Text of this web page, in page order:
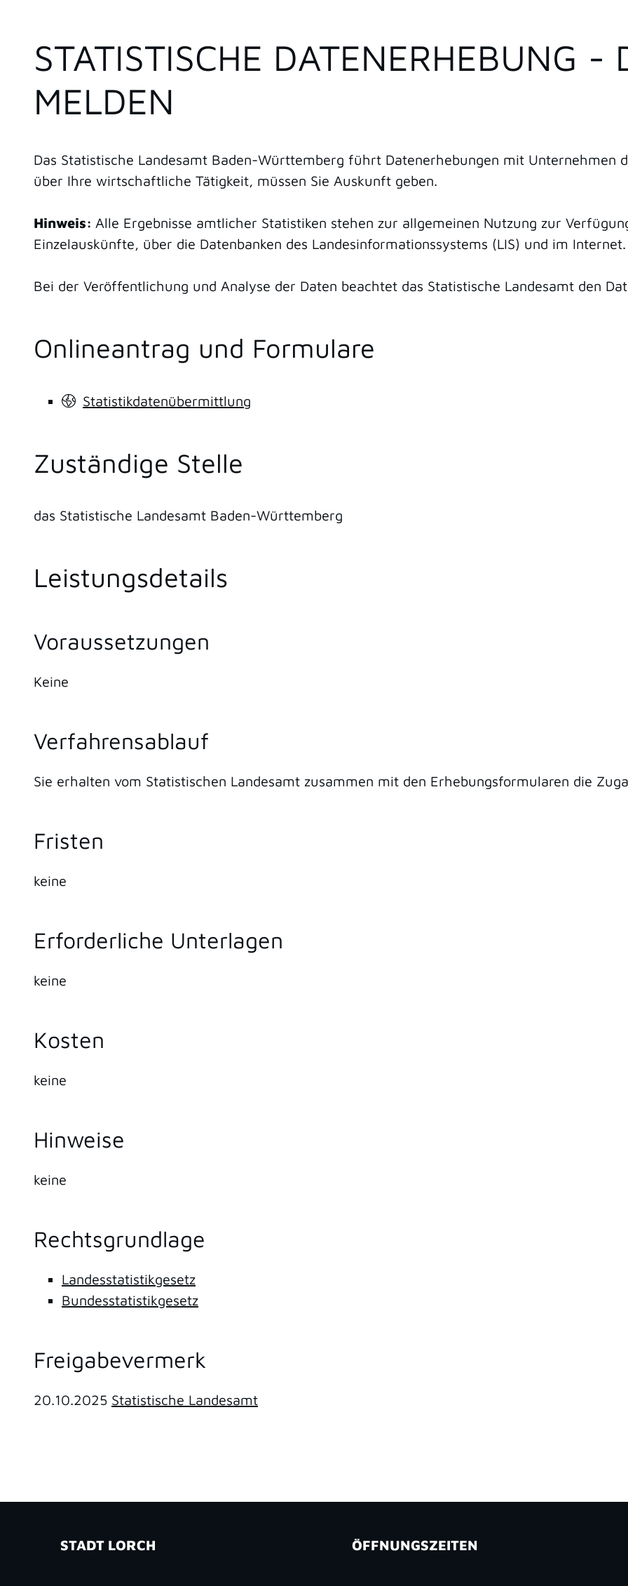
STATISTISCHE DATENERHEBUNG -
MELDEN
Das Statistische Landesamt Baden-Württemberg führt Datenerhebungen mit Unternehmen
über Ihre wirtschaftliche Tätigkeit, müssen Sie Auskunft geben.
Hinweis: Alle Ergebnisse amtlicher Statistiken stehen zur allgemeinen Nutzung zur
Einzelauskünfte, über die Datenbanken des Landesinformationssystems (LIS) und im Internet.
Bei der Veröffentlichung und Analyse der Daten beachtet das Statistische Landesamt den
Onlineantrag und Formulare
Statistikdatenübermittlung
Zuständige Stelle
das Statistische Landesamt Baden-Württemberg
Leistungsdetails
Voraussetzungen
Keine
Verfahrensablauf
Sie erhalten vom Statistischen Landesamt zusammen mit den Erhebungsformularen die
Fristen
keine
Erforderliche Unterlagen
keine
Kosten
keine
Hinweise
keine
Rechtsgrundlage
Landesstatistikgesetz
Bundesstatistikgesetz
Freigabevermerk
20.10.2025 Statistische Landesamt
STADT LORCH ÖFFNUNGSZEITEN